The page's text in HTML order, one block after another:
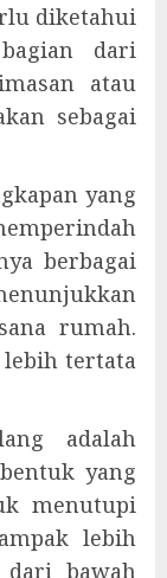
diketahui
dari
atau
sebagai
yang
berbagai
rumah.
lebih tertata
adalah
yang
menutupi
lebih
dari bawah